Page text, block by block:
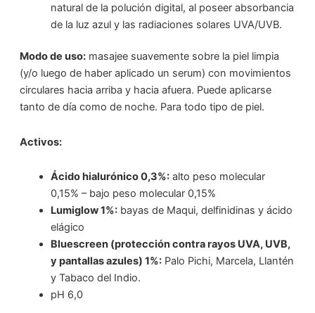
natural de la polución digital, al poseer absorbancia
de la luz azul y las radiaciones solares UVA/UVB.
Modo de uso:masajee suavemente sobre la piel limpia
(y/o luego de haber aplicado un serum) con movimientos
circulares hacia arriba y hacia afuera. Puede aplicarse
tanto de día como de noche. Para todo tipo de piel.
Activos:
Ácido hialurónico 0,3%:alto peso molecular
0,15% – bajo peso molecular 0,15%
Lumiglow 1%:bayas de Maqui, delfinidinas y ácido
elágico
Bluescreen (protección contra rayos UVA, UVB,
y pantallas azules) 1%:Palo Pichi, Marcela, Llantén
y Tabaco del Indio.
pH 6,0